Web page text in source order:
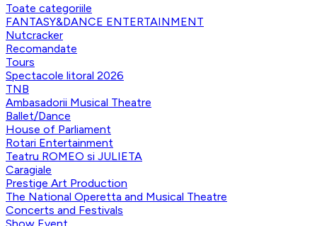
Toate categoriile
FANTASY&DANCE ENTERTAINMENT
Nutcracker
Recomandate
Tours
Spectacole litoral 2026
TNB
Ambasadorii Musical Theatre
Ballet/Dance
House of Parliament
Rotari Entertainment
Teatru ROMEO si JULIETA
Caragiale
Prestige Art Production
The National Operetta and Musical Theatre
Concerts and Festivals